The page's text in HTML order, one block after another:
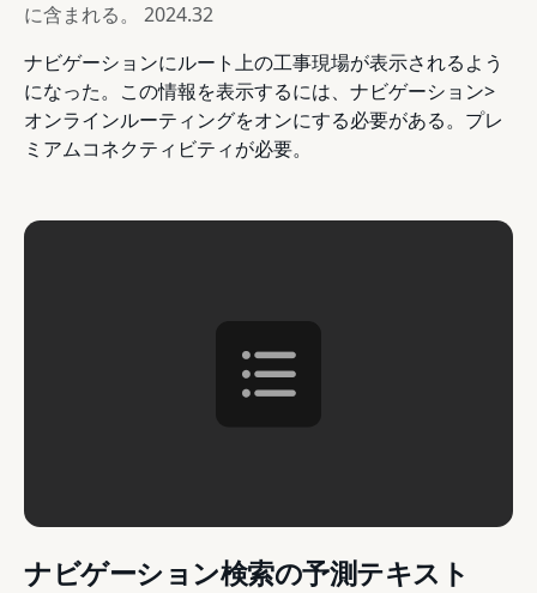
に含まれる。 2024.32
ナビゲーションにルート上の工事現場が表示されるよう
になった。この情報を表示するには、ナビゲーション>
オンラインルーティングをオンにする必要がある。プレ
ミアムコネクティビティが必要。
ナビゲーション検索の予測テキスト